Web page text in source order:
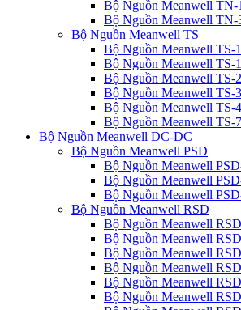
Bộ Nguồn Meanwell TN-
Bộ Nguồn Meanwell TN-
Bộ Nguồn Meanwell TS
Bộ Nguồn Meanwell TS-
Bộ Nguồn Meanwell TS-
Bộ Nguồn Meanwell TS-
Bộ Nguồn Meanwell TS-
Bộ Nguồn Meanwell TS-
Bộ Nguồn Meanwell TS-
Bộ Nguồn Meanwell DC-DC
Bộ Nguồn Meanwell PSD
Bộ Nguồn Meanwell
Bộ Nguồn Meanwell
Bộ Nguồn Meanwell
Bộ Nguồn Meanwell RSD
Bộ Nguồn Meanwell
Bộ Nguồn Meanwell
Bộ Nguồn Meanwell
Bộ Nguồn Meanwell
Bộ Nguồn Meanwell
Bộ Nguồn Meanwell